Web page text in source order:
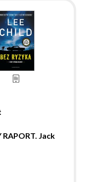
RAPORT. Jack